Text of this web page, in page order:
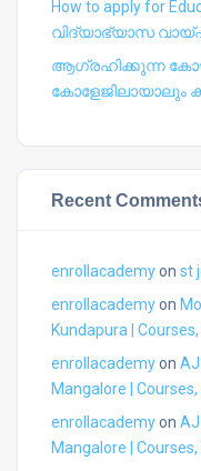
How to apply for
വിദ്യാഭ്യാസ
ആഗ്രഹിക്കുന്ന
കോളേജിലായാലും
Recent
enrollacademyon st
enrollacademyon
Kundapura |
enrollacademyon
Mangalore |
enrollacademyon
Mangalore |